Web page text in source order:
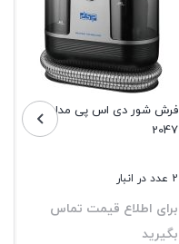
فرش شور دی اس پی مدل
2047
2 عدد در انبار
برای اطلاع قیمت تماس
بگیرید